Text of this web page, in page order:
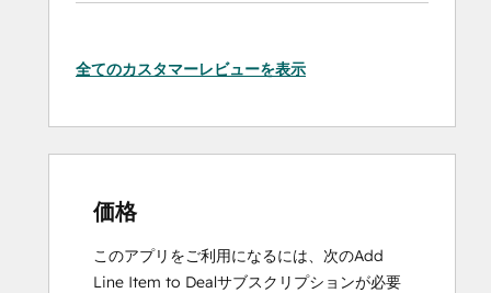
全てのカスタマーレビューを表示
価格
このアプリをご利用になるには、次のAdd
Line Item to Dealサブスクリプションが必要